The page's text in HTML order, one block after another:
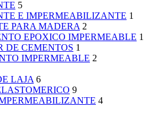
5
E IMPERMEABILIZANTE 1
PARA MADERA 2
EPOXICO IMPERMEABLE 1
DE CEMENTOS 1
IMPERMEABLE 2
LAJA 6
9
4